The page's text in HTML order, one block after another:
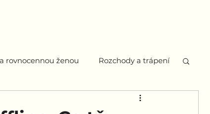
rovnocennou ženou Rozchody a trápení